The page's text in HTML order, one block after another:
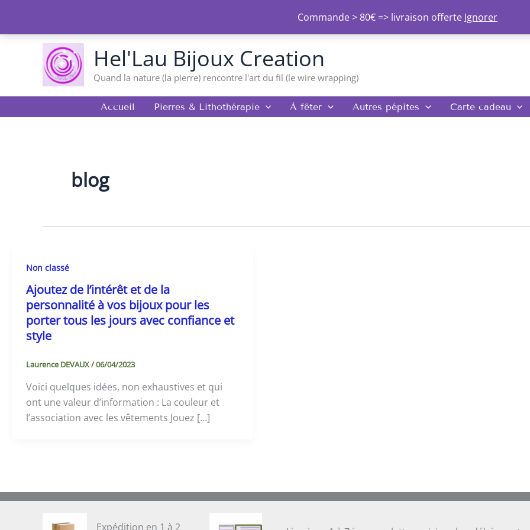
Commande > 80€ => livraison offerte Ignorer
contenu
Hel'Lau Bijoux Creation
Quand la nature (la pierre) rencontre l'art du fil (le wire wrapping)
Accueil Pierres & Lithothérapie À fêter Autres pépites Carte cadeau
blog
Non classé
Ajoutez de l’intérêt et de la
personnalité à vos bijoux pour les
porter tous les jours avec confiance et
style
Laurence DEVAUX/06/04/2023
Voici quelques idées, non exhaustives et qui
ont une valeur d’information : La couleur et
l’association avec les vêtements Jouez […]
Expédition en 1 à 2